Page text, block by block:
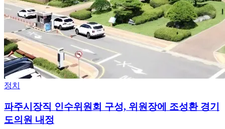
정치
파주시장직 인수위원회 구성, 위원장에 조성환 경기
도의원 내정